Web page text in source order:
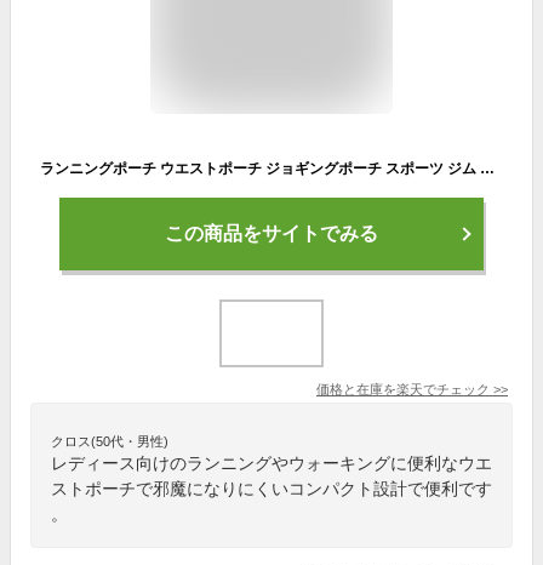
ランニングポーチ ウエストポーチ ジョギングポーチ スポーツ ジム ランニング ヨガ レディース メンズ 揺れない ランニングバッグ 防水 撥水 通気性 軽量 伸縮 アウトドア 散歩 スマホ スマートフォン iPhone アンドロイド ウォーキング 登山 作業用
この商品をサイトでみる
価格と在庫を楽天でチェック >>
クロス(50代・男性)
レディース向けのランニングやウォーキングに便利なウエ
ストポーチで邪魔になりにくいコンパクト設計で便利です
。